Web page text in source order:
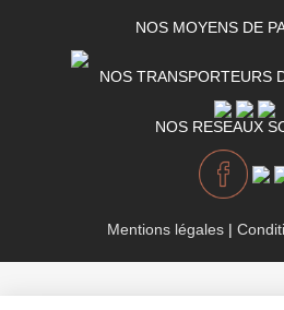
NOS MOYENS DE
NOS TRANSPORTEURS
NOS RESEAUX
Mentions légales|